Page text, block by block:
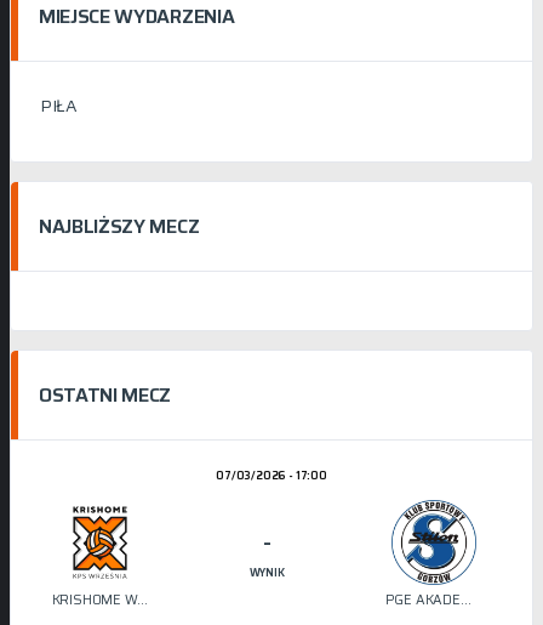
MIEJSCE WYDARZENIA
PIŁA
NAJBLIŻSZY MECZ
OSTATNI MECZ
07/03/2026 - 17:00
KRISHOME WRZEŚNIA PGE AKADEMIA SIATKÓWKI STILON
-
WYNIK